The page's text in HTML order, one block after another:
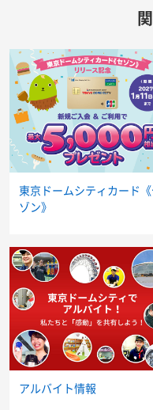
東京ドームシティカード
ゾン》
アルバイト情報